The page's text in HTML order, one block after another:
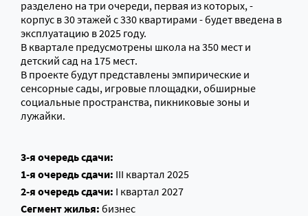
разделено на три очереди, первая из которых, -
корпус в 30 этажей с 330 квартирами - будет введена в
эксплуатацию в 2025 году.
В квартале предусмотрены школа на 350 мест и
детский сад на 175 мест.
В проекте будут представлены эмпирические и
сенсорные сады, игровые площадки, обширные
социальные пространства, пикниковые зоны и
лужайки.
3-я очередь сдачи:
1-я очередь сдачи: III квартал 2025
2-я очередь сдачи: I квартал 2027
Сегмент жилья: бизнес